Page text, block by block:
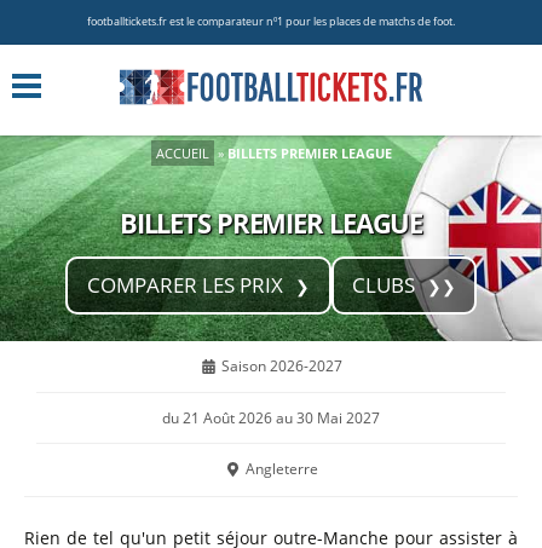
footballtickets.fr est le comparateur nº1 pour les places de matchs de foot.
ACCUEIL » BILLETS PREMIER LEAGUE
BILLETS PREMIER LEAGUE
COMPARER LES PRIX CLUBS
Saison 2026-2027
du 21 Août 2026 au 30 Mai 2027
Angleterre
Rien de tel qu'un petit séjour outre-Manche pour assister à